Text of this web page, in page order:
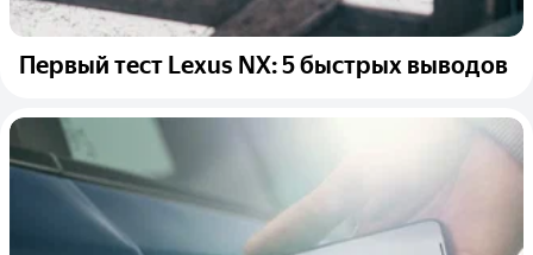
Первый тест Lexus NX: 5 быстрых выводов